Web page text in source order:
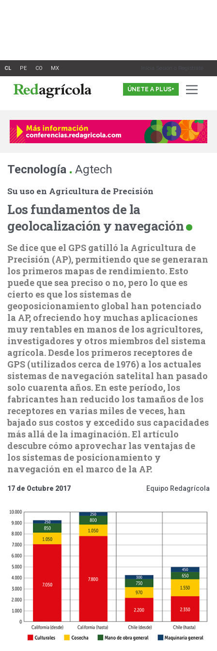
Inicia Sesión o Registrate
ÚNETE A PLUS+
Tecnología . Agtech
Su uso en Agricultura de Precisión
Los fundamentos de la
geolocalización y navegación
Se dice que el GPS gatilló la Agricultura de
Precisión (AP), permitiendo que se generaran
los primeros mapas de rendimiento. Esto
puede que sea preciso o no, pero lo que es
cierto es que los sistemas de
geoposicionamiento global han potenciado
la AP, ofreciendo hoy muchas aplicaciones
muy rentables en manos de los agricultores,
investigadores y otros miembros del sistema
agrícola. Desde los primeros receptores de
GPS (utilizados cerca de 1976) a los actuales
sistemas de navegación satelital han pasado
solo cuarenta años. En este período, los
fabricantes han reducido los tamaños de los
receptores en varias miles de veces, han
bajado sus costos y excedido sus capacidades
más allá de la imaginación. El artículo
descubre cómo aprovechar las ventajas de
los sistemas de posicionamiento y
navegación en el marco de la AP.
17 de Octubre 2017 Equipo Redagrícola